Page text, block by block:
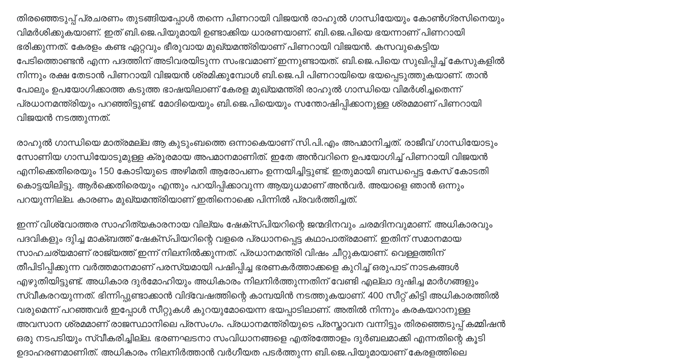
തിരഞ്ഞെടുപ്പ് പ്രചരണം തുടങ്ങിയപ്പോള്‍ തന്നെ പിണറായി വിജയന്‍ രാഹുല്‍ ഗാന്ധിയേയും കോണ്‍ഗ്രസിനെയും
വിമര്‍ശിക്കുകയാണ്. ഇത് ബി.ജെ.പിയുമായി ഉണ്ടാക്കിയ ധാരണയാണ്. ബി.ജെ.പിയെ ഭയന്നാണ് പിണറായി
ഭരിക്കുന്നത്. കേരളം കണ്ട ഏറ്റവും ഭീരുവായ മുഖ്യമന്ത്രിയാണ് പിണറായി വിജയന്‍. കസവുകെട്ടിയ
പേടിത്തൊണ്ടന്‍ എന്ന പദത്തിന് അടിവരയിടുന്ന സംഭവമാണ് ഇന്നുണ്ടായത്. ബി.ജെ.പിയെ സുഖിപ്പിച്ച് കേസുകളില്‍
നിന്നും രക്ഷ തേടാന്‍ പിണറായി വിജയന്‍ ശ്രമിക്കുമ്പോള്‍ ബി.ജെ.പി പിണറായിയെ ഭയപ്പെടുത്തുകയാണ്. താന്‍
പോലും ഉപയോഗിക്കാത്ത കടുത്ത ഭാഷയിലാണ് കേരള മുഖ്യമന്ത്രി രാഹുല്‍ ഗാന്ധിയെ വിമര്‍ശിച്ചതെന്ന്
പ്രധാനമന്ത്രിയും പറഞ്ഞിട്ടുണ്ട്. മോദിയെയും ബി.ജെ.പിയെയും സന്തോഷിപ്പിക്കാനുള്ള ശ്രമമാണ് പിണറായി
വിജയന്‍ നടത്തുന്നത്.
രാഹുല്‍ ഗാന്ധിയെ മാത്രമല്ല ആ കുടുംബത്തെ ഒന്നാകെയാണ് സി.പി.എം അപമാനിച്ചത്. രാജീവ് ഗാന്ധിയോടും
സോണിയ ഗാന്ധിയോടുമുള്ള ക്രൂരമായ അപമാനമാണിത്. ഇതേ അന്‍വറിനെ ഉപയോഗിച്ച് പിണറായി വിജയന്‍
എനിക്കെതിരെയും 150 കോടിയുടെ അഴിമതി ആരോപണം ഉന്നയിച്ചിട്ടുണ്ട്. ഇതുമായി ബന്ധപ്പെട്ട കേസ് കോടതി
കൊട്ടയിലിട്ടു. ആര്‍ക്കെതിരെയും എന്തും പറയിപ്പിക്കാവുന്ന ആയുധമാണ് അന്‍വര്‍. അയാളെ ഞാന്‍ ഒന്നും
പറയുന്നില്ല. കാരണം മുഖ്യമന്ത്രിയാണ് ഇതിനൊക്കെ പിന്നില്‍ പ്രവര്‍ത്തിച്ചത്.
ഇന്ന് വിശ്വോത്തര സാഹിത്യകാരനായ വില്യം ഷേക്‌സ്പിയറിന്റെ ജന്മദിനവും ചരമദിനവുമാണ്. അധികാരവും
പദവികളും ദുിച്ച മാക്ബത്ത് ഷേക്‌സ്പിയറിന്റെ വളരെ പ്രധാനപ്പെട്ട കഥാപാത്രമാണ്. ഇതിന് സമാനമായ
സാഹചര്യമാണ് രാജ്യത്ത് ഇന്ന് നിലനില്‍ക്കുന്നത്. പ്രധാനമന്ത്രി വിഷം ചീറ്റുകയാണ്. വെള്ളത്തിന്
തീപിടിപ്പിക്കുന്ന വര്‍ത്തമാനമാണ് പരസ്യമായി പഷിപ്പിച്ച ഭരണകര്‍ത്താക്കളെ കുറിച്ച് ഒരുപാട് നാടകങ്ങള്‍
എഴുതിയിട്ടുണ്ട്. അധികാര ദുര്‍മോഹിയും അധികാരം നിലനിര്‍ത്തുന്നതിന് വേണ്ടി എല്ലാ ദുഷിച്ച മാര്‍ഗങ്ങളും
സ്വീകരറയുന്നത്. ഭിന്നിപ്പുണ്ടാക്കാന്‍ വിദ്വേഷത്തിന്റെ കാമ്പയിന്‍ നടത്തുകയാണ്. 400 സീറ്റ് കിട്ടി അധികാരത്തില്‍
വരുമെന്ന് പറഞ്ഞവര്‍ ഇപ്പോള്‍ സീറ്റുകള്‍ കുറയുമോയെന്ന ഭയപ്പാടിലാണ്. അതില്‍ നിന്നും കരകയറാനുള്ള
അവസാന ശ്രമമാണ് രാജസ്ഥാനിലെ പ്രസംഗം. പ്രധാനമന്ത്രിയുടെ പ്രസ്താവന വന്നിട്ടും തിരഞ്ഞെടുപ്പ് കമ്മിഷന്‍
ഒരു നടപടിയും സ്വീകരിച്ചില്ല. ഭരണഘടനാ സംവിധാനങ്ങളെ എത്രത്തോളം ദുര്‍ബലമാക്കി എന്നതിന്റെ കൂടി
ഉദാഹരണമാണിത്. അധികാരം നിലനിര്‍ത്താന്‍ വര്‍ഗീയത പടര്‍ത്തുന്ന ബി.ജെ.പിയുമായാണ് കേരളത്തിലെ